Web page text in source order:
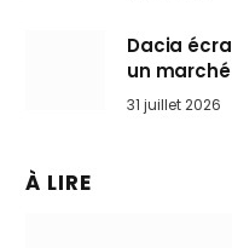
Dacia
un
31 juillet 2026
À LIRE